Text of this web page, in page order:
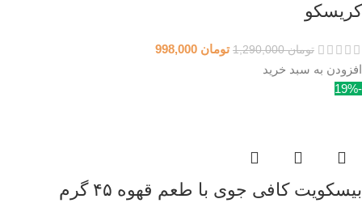
کریسکو
تومان1,290,000 تومان
افزودن به سبد خرید
-19%
بیسکویت کافی جوی با طعم قهوه ۴۵ گرم